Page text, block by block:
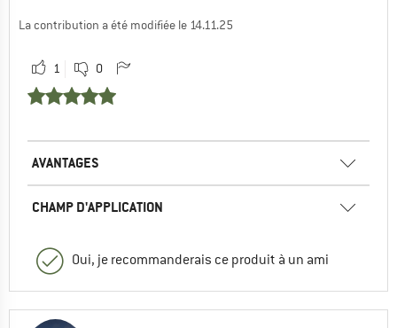
La contribution a été modifiée le 14.11.25
1 0
AVANTAGES
CHAMP D'APPLICATION
Oui, je recommanderais ce produit à un ami